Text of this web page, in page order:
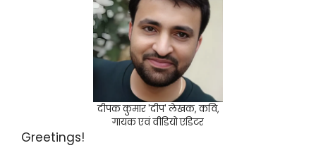
दीपक कुमार 'दीप' लेखक, कवि,
गायक एवं वीडियो एडिटर
Greetings!